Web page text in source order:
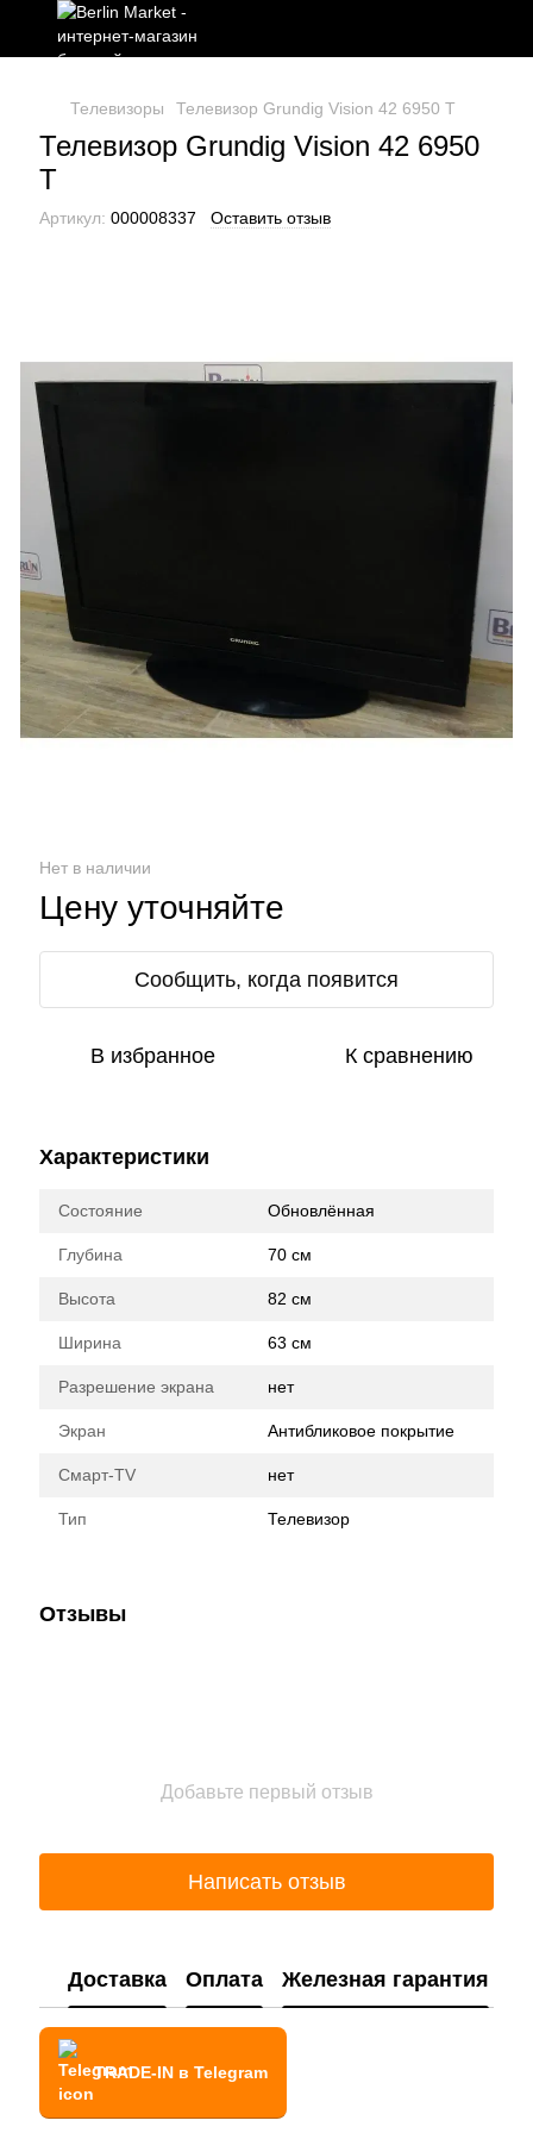
Телевизоры Телевизор Grundig Vision 42 6950 T
Телевизор Grundig Vision 42 6950
T
Артикул: 000008337 Оставить отзыв
Нет в наличии
Цену уточняйте
Сообщить, когда появится
В избранное К сравнению
Характеристики
Состояние Обновлённая
Глубина 70 см
Высота 82 см
Ширина 63 см
Разрешение экрана нет
Экран Антибликовое покрытие
Смарт-TV нет
Тип Телевизор
Отзывы
Добавьте первый отзыв
Написать отзыв
Доставка Оплата Железная гарантия
TRADE-IN в Telegram